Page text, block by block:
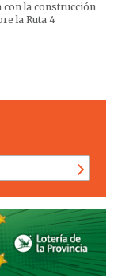
la construcción
la Ruta 4